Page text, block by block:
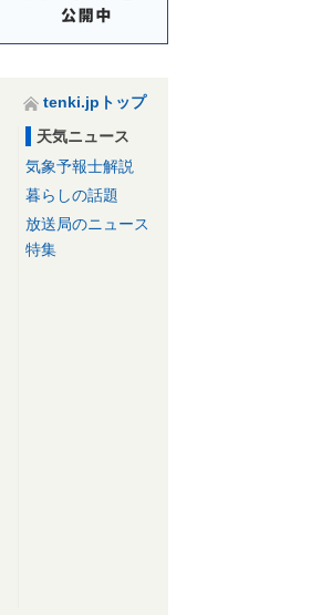
tenki.jpトップ
天気ニュース
気象予報士解説
暮らしの話題
放送局のニュース
特集